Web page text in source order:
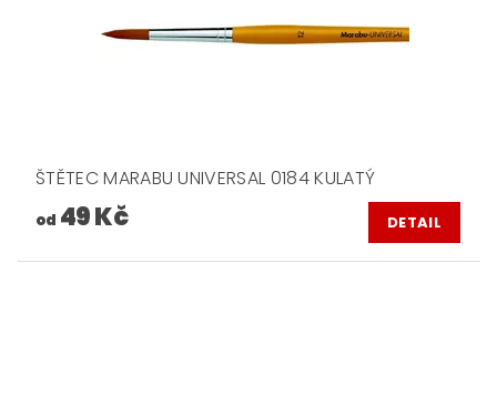
ŠTĚTEC MARABU UNIVERSAL 0184 KULATÝ
od 49 Kč DETAIL